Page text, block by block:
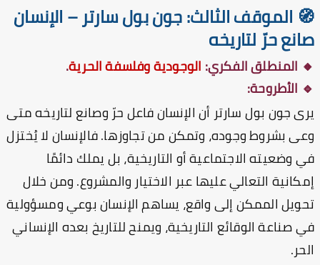
الموقف الثالث: جون بول سارتر – الإنسان
حرّ لتاريخه
المنطلق الفكري:الوجودية وفلسفة الحرية.
الأطروحة:
جون بول سارتر أن الإنسان فاعل حرّ وصانع لتاريخه متى
بشروط وجوده، وتمكن من تجاوزها. فالإنسان لا يُختزل
وضعيته الاجتماعية أو التاريخية، بل يملك دائمًا
التعالي عليها عبر الاختيار والمشروع. ومن خلال
الممكن إلى واقع، يساهم الإنسان بوعي ومسؤولية
صناعة الوقائع التاريخية، ويمنح للتاريخ بعده الإنساني